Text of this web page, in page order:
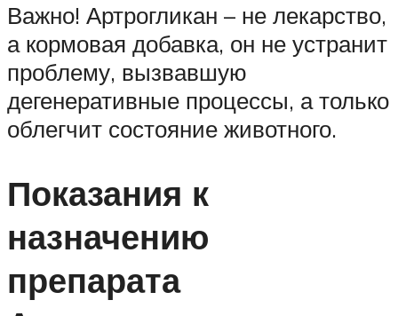
Важно! Артрогликан – не лекарство,
а кормовая добавка, он не устранит
проблему, вызвавшую
дегенеративные процессы, а только
облегчит состояние животного.
Показания к
назначению
препарата